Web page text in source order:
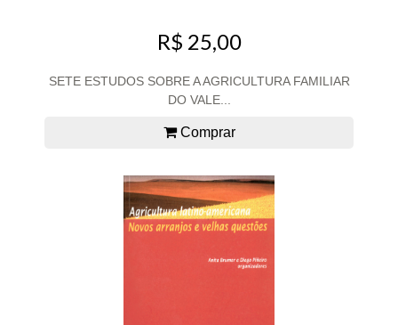
R$ 25,00
SETE ESTUDOS SOBRE A AGRICULTURA FAMILIAR
DO VALE...
Comprar